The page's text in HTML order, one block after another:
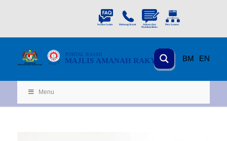
BM EN
MAJLIS AMANAH RAKYAT
PORTAL RASMI
KEMENTERIAN
KEMAJUAN DESA DAN WILA YAH
Menu